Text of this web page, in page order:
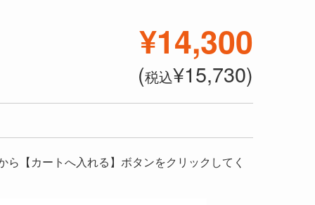
¥14,300
(税込¥15,730)
【カートへ入れる】ボタンをクリックしてく